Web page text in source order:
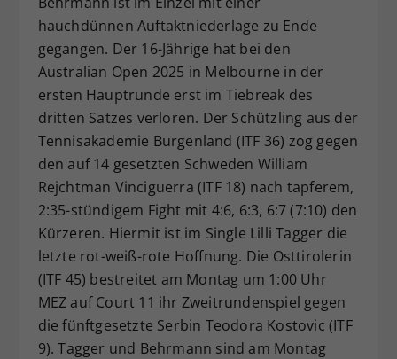
hauchdünnen Auftaktniederlage zu Ende
gegangen. Der 16-Jährige hat bei den
Australian Open 2025 in Melbourne in der
ersten Hauptrunde erst im Tiebreak des
dritten Satzes verloren. Der Schützling aus der
Tennisakademie Burgenland (ITF 36) zog gegen
den auf 14 gesetzten Schweden William
Rejchtman Vinciguerra (ITF 18) nach tapferem,
2:35-stündigem Fight mit 4:6, 6:3, 6:7 (7:10) den
Kürzeren. Hiermit ist im Single Lilli Tagger die
letzte rot-weiß-rote Hoffnung. Die Osttirolerin
(ITF 45) bestreitet am Montag um 1:00 Uhr
MEZ auf Court 11 ihr Zweitrundenspiel gegen
die fünftgesetzte Serbin Teodora Kostovic (ITF
9). Tagger und Behrmann sind am Montag
Zweck
Dieser Wert speichert Ihre Consent-
Einstellungen. Unter anderem eine
zufällig generierte ID, für die
historische Speicherung Ihrer
vorgenommen Einstellungen, falls der
Webseiten-Betreiber dies eingestellt
hat.